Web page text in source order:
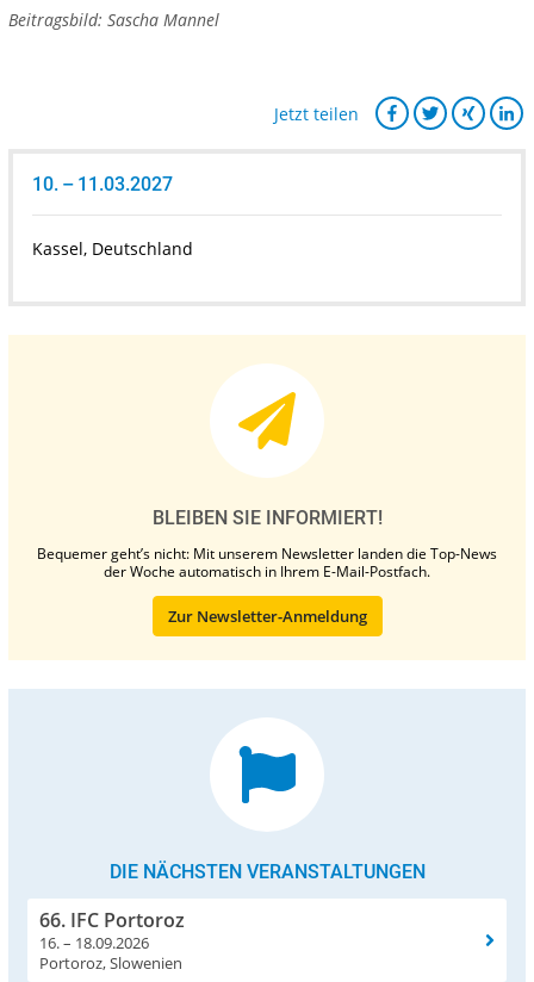
Beitragsbild: Sascha Mannel
Jetzt teilen
10. – 11.03.2027
Kassel, Deutschland
BLEIBEN SIE INFORMIERT!
Bequemer geht’s nicht: Mit unserem Newsletter landen die Top-News
der Woche automatisch in Ihrem E-Mail-Postfach.
Zur Newsletter-Anmeldung
DIE NÄCHSTEN VERANSTALTUNGEN
66. IFC Portoroz
16. – 18.09.2026
Portoroz, Slowenien